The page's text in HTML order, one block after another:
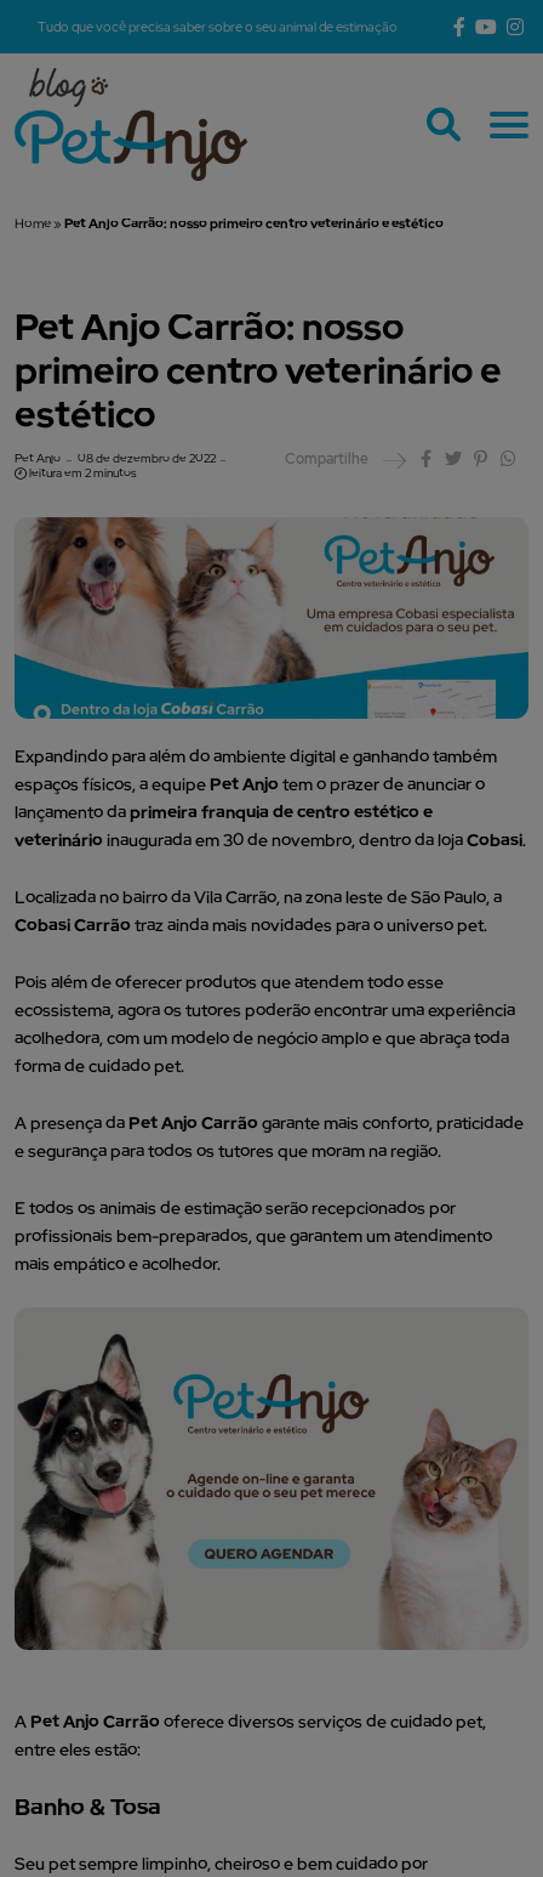
Tudo que você precisa saber sobre o seu animal de estimação
Home » Pet Anjo Carrão: nosso primeiro centro veterinário e estético
Pet Anjo Carrão: nosso
primeiro centro veterinário e
estético
Pet Anjo
08 de dezembro de 2022
leitura em 2 minutos
Compartilhe
Expandindo para além do ambiente digital e ganhando também
espaços físicos, a equipe Pet Anjo tem o prazer de anunciar o
lançamento daprimeira franquia de centro estético e
veterinário inaugurada em 30 de novembro, dentro da lojaCobasi.
Localizada no bairro da Vila Carrão, na zona leste de São Paulo, a
Cobasi Carrão traz ainda mais novidades para o universo pet.
Pois além de oferecer produtos que atendem todo esse
ecossistema, agora os tutores poderão encontrar uma experiência
acolhedora, com um modelo de negócio amplo e que abraça toda
forma de cuidado pet.
A presença da Pet Anjo Carrão garante mais conforto, praticidade
e segurança para todos os tutores que moram na região.
E todos os animais de estimação serão recepcionados por
profissionais bem-preparados, que garantem um atendimento
mais empático e acolhedor.
A Pet Anjo Carrão oferece diversos serviços de cuidado pet,
entre eles estão:
Banho & Tosa
Seu pet sempre limpinho, cheiroso e bem cuidado por